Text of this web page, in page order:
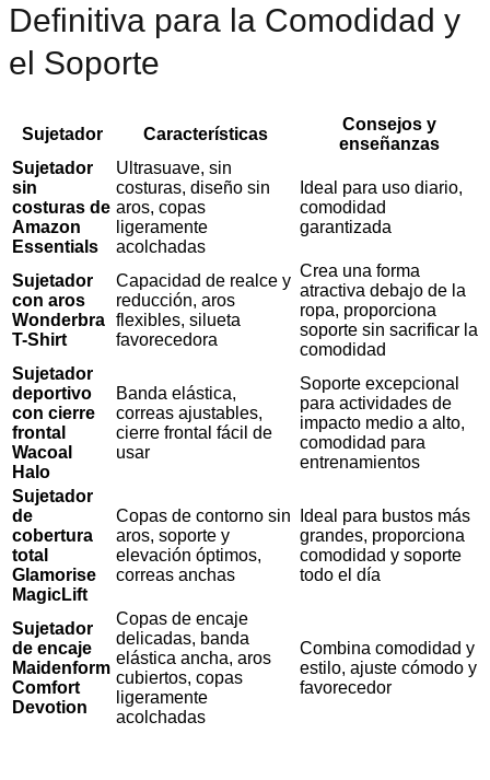
Definitiva para la Comodidad y
el Soporte
Sujetador Características
Consejos y
enseñanzas
Sujetador
sin
costuras de
Amazon
Essentials
Ultrasuave, sin
costuras, diseño sin
aros, copas
ligeramente
acolchadas
Ideal para uso diario,
comodidad
garantizada
Sujetador
con aros
Wonderbra
T-Shirt
Capacidad de realce y
reducción, aros
flexibles, silueta
favorecedora
Crea una forma
atractiva debajo de la
ropa, proporciona
soporte sin sacrificar la
comodidad
Sujetador
deportivo
con cierre
frontal
Wacoal
Halo
Banda elástica,
correas ajustables,
cierre frontal fácil de
usar
Soporte excepcional
para actividades de
impacto medio a alto,
comodidad para
entrenamientos
Sujetador
de
cobertura
total
Glamorise
MagicLift
Copas de contorno sin
aros, soporte y
elevación óptimos,
correas anchas
Ideal para bustos más
grandes, proporciona
comodidad y soporte
todo el día
Sujetador
de encaje
Maidenform
Comfort
Devotion
Copas de encaje
delicadas, banda
elástica ancha, aros
cubiertos, copas
ligeramente
acolchadas
Combina comodidad y
estilo, ajuste cómodo y
favorecedor